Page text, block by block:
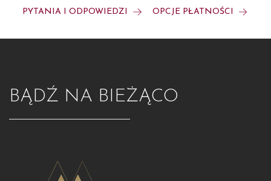
PYTANIA I ODPOWIEDZI OPCJE PŁATNOŚCI
BĄDŹ NA BIEŻĄCO